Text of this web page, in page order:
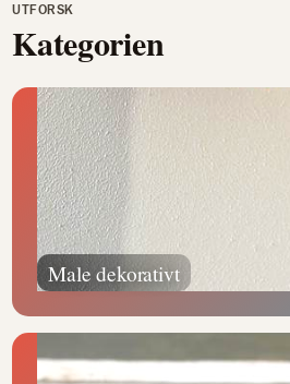
UTFORSK
Kategorien
Male dekorativt